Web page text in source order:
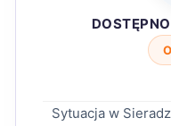
Sytuacja w